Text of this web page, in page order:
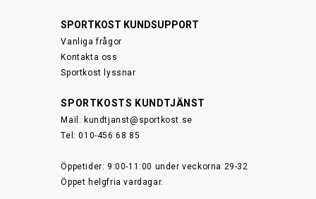
SPORTKOST KUNDSUPPORT
Vanliga frågor
Kontakta oss
Sportkost lyssnar
SPORTKOSTS KUNDTJÄNST
Mail: kundtjanst@sportkost.se
Tel: 010-456 68 85
Öppetider: 9:00-11:00 under veckorna 29-32
Öppet helgfria vardagar.